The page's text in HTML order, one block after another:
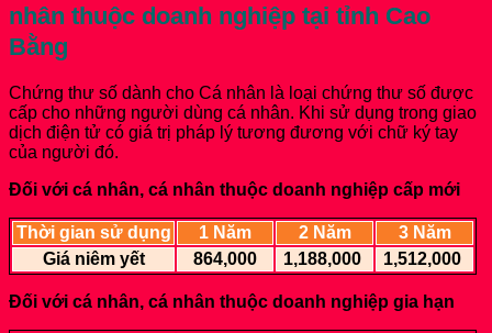
nhân thuộc doanh nghiệp tại tỉnh Cao
Bằng
Chứng thư số dành cho Cá nhân là loại chứng thư số được
cấp cho những người dùng cá nhân. Khi sử dụng trong giao
dịch điện tử có giá trị pháp lý tương đương với chữ ký tay
của người đó.
Đối với cá nhân, cá nhân thuộc doanh nghiệp cấp mới
Thời gian sử dụng 1 Năm 2 Năm
3 Năm
Giá niêm yết
864,000 1,188,000 1,512,000
Đối với cá nhân, cá nhân thuộc doanh nghiệp gia hạn